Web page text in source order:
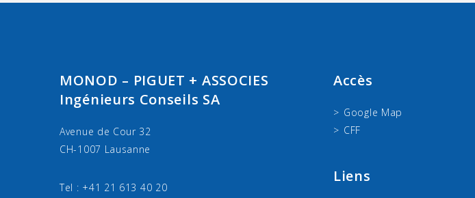
MONOD – PIGUET + ASSOCIES
Ingénieurs Conseils SA
Avenue de Cour 32
CH-1007 Lausanne
Tel : +41 21 613 40 20
Accès
Google Map
CFF
Liens